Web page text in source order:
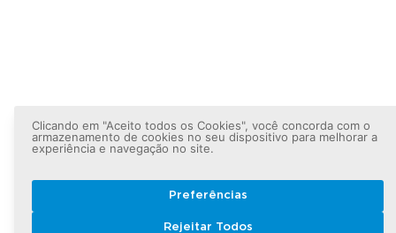
Clicando em "Aceito todos os Cookies", você concorda com o
armazenamento de cookies no seu dispositivo para melhorar a
experiência e navegação no site.
Preferências
Rejeitar Todos